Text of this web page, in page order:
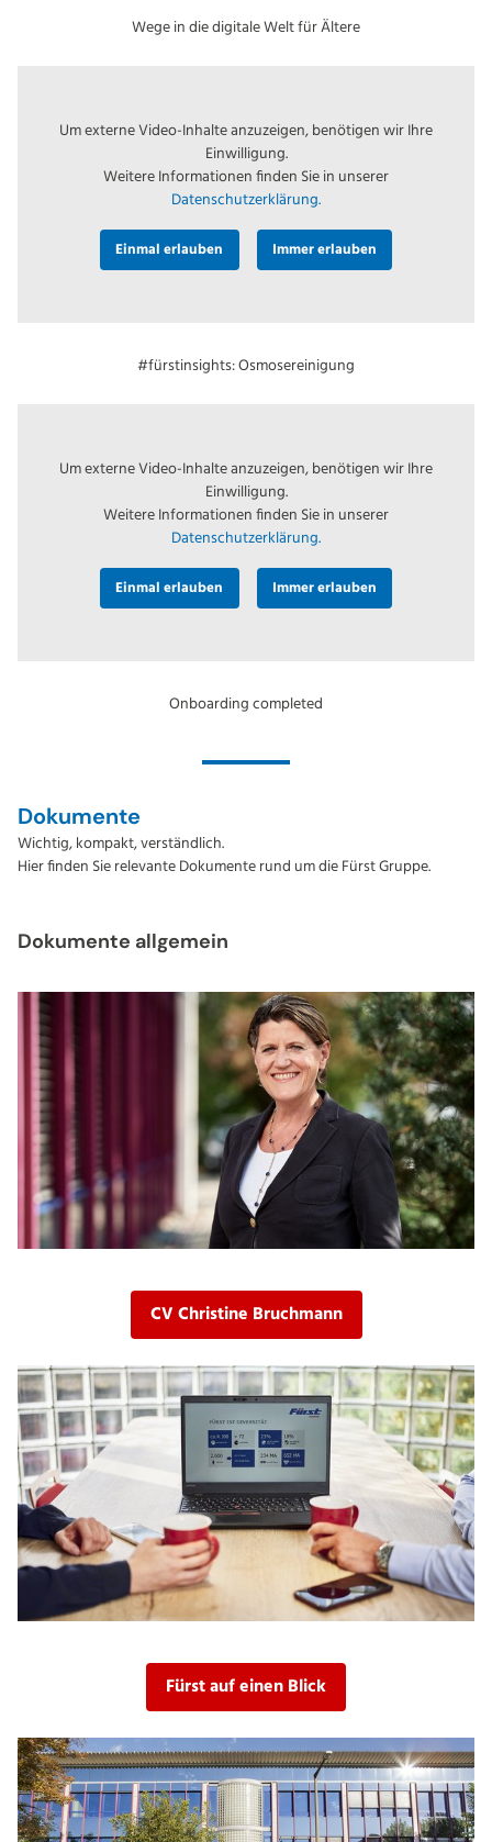
Wege in die digitale Welt für Ältere
Um externe Video-Inhalte anzuzeigen, benötigen wir Ihre
Einwilligung.
Weitere Informationen finden Sie in unserer
Datenschutzerklärung.
Einmal erlauben Immer erlauben
#fürstinsights: Osmosereinigung
Um externe Video-Inhalte anzuzeigen, benötigen wir Ihre
Einwilligung.
Weitere Informationen finden Sie in unserer
Datenschutzerklärung.
Einmal erlauben Immer erlauben
Onboarding completed
Dokumente
Wichtig, kompakt, verständlich.
Hier finden Sie relevante Dokumente rund um die Fürst Gruppe.
Dokumente allgemein
CV Christine Bruchmann
Fürst auf einen Blick